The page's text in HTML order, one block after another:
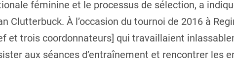
féminine et le processus de sélection, a
Clutterbuck. À l’occasion du tournoi de 2016 à
et trois coordonnateurs] qui travaillaient
aux séances d’entraînement et rencontrer les